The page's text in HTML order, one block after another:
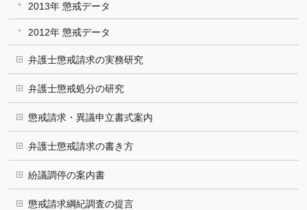
2013年 懲戒データ
2012年 懲戒データ
弁護士懲戒請求の実務研究
弁護士懲戒処分の研究
懲戒請求・異議申立書式案内
弁護士懲戒請求の書き方
紛議調停の案内書
懲戒請求綱紀調査の提言